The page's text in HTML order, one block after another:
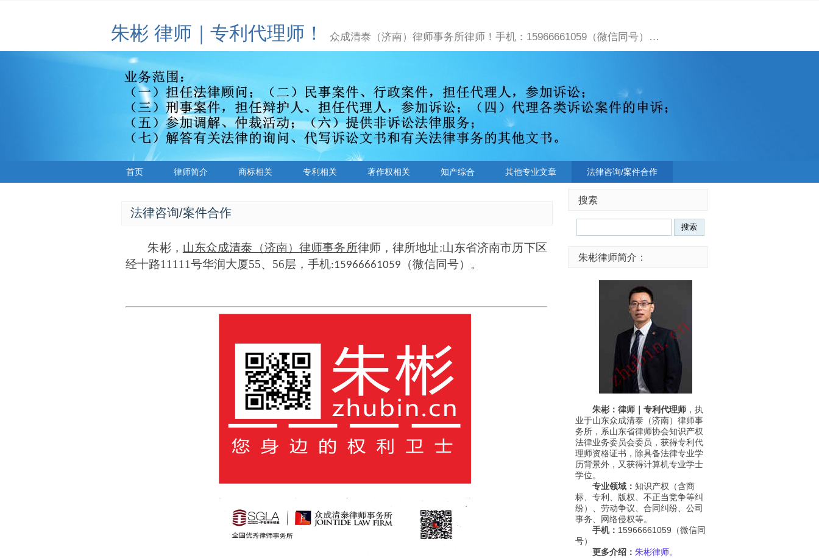
朱彬 律师｜专利代理师！ 众成清泰（济南）律师事务所律师！手机：15966661059（微信同号）…
首页 律师简介 商标相关 专利相关 著作权相关 知产综合 其他专业文章 法律咨询/案件合作
法律咨询/案件合作
朱彬， 山东众成清泰（济南）律师事务所律师，律所地址:山东省济南市历下区
经十路11111号华润大厦55、56层 ，手机:15966661059 （微信同号）。
搜索
朱彬律师简介：
朱彬：律师｜专利代理师，执
业于山东众成清泰（济南）律师事
务所，系山东省律师协会知识产权
法律业务委员会委员，获得专利代
理师资格证书，除具备法律专业学
历背景外，又获得计算机专业学士
学位。
专业领域： 知识产权（含商
标、专利、版权、不正当竞争等纠
纷）、劳动争议、合同纠纷、公司
事务、网络侵权等。
手机： 15966661059（微信同
号）
更多介绍： 朱彬律师。